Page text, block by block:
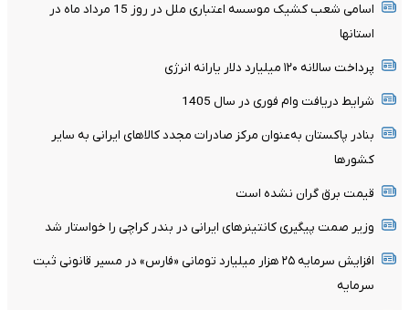
اسامی شعب کشیک موسسه اعتباری ملل در روز 15 مرداد ماه در
استانها
پرداخت سالانه ۱۲۰ میلیارد دلار یارانه انرژی
شرایط دریافت وام فوری در سال 1405
بنادر پاکستان به‌عنوان مرکز صادرات مجدد کالاهای ایرانی به سایر
کشورها
قیمت برق گران نشده است
وزیر صمت پیگیری کانتینر‌های ایرانی در بندر کراچی را خواستار شد
افزایش سرمایه ۲۵ هزار میلیارد تومانی «فارس» در مسیر قانونی ثبت
سرمایه